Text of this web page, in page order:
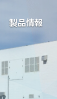
製品情報